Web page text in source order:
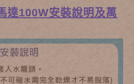
達100W安裝說明及萬